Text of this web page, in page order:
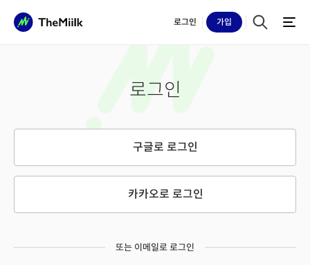
로그인 가입
로그인
구글로 로그인
카카오로 로그인
또는 이메일로 로그인